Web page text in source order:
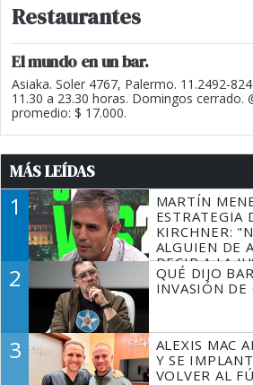
Restaurantes
El mundo en un bar.
Asiaka. Soler 4767, Palermo. 11.2492-
11.30 a 23.30 horas. Domingos cerrado.
promedio: $ 17.000.
MÁS LEÍDAS
1
MARTÍN
ESTRATEGIA
KIRCHNER:
ALGUIEN DE
DECIR A LA
TIENE QUE
2
QUÉ DIJO
INVASIÓN DE
3
ALEXIS MAC
Y SE
VOLVER AL